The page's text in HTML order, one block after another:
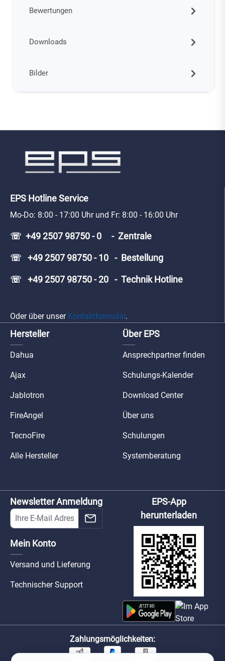
Bewertungen
Downloads
Bilder
EPS Hotline Service
Mo-Do: 8:00 - 17:00 Uhr und Fr: 8:00 - 16:00 Uhr
☏ +49 2507 98750 - 0 - Zentrale
☏ +49 2507 98750 - 10 - Bestellung
☏ +49 2507 98750 - 20 - Technik Hotline
Oder über unser Kontaktformular.
Hersteller
Dahua
Ajax
Jablotron
FireAngel
TecnoFire
Alle Hersteller
Über EPS
Ansprechpartner finden
Schulungs-Kalender
Download Center
Über uns
Schulungen
Systemberatung
Newsletter Anmeldung
Mein Konto
Versand und Lieferung
Technischer Support
EPS-App
herunterladen
Zahlungsmöglichkeiten: